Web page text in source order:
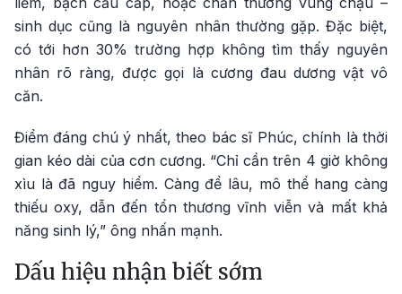
sinh dục cũng là nguyên nhân thường gặp. Đặc biệt,
có tới hơn 30% trường hợp không tìm thấy nguyên
nhân rõ ràng, được gọi là cương đau dương vật vô
căn.
Điểm đáng chú ý nhất, theo bác sĩ Phúc, chính là thời
gian kéo dài của cơn cương. “Chỉ cần trên 4 giờ không
xìu là đã nguy hiểm. Càng để lâu, mô thể hang càng
thiếu oxy, dẫn đến tổn thương vĩnh viễn và mất khả
năng sinh lý,” ông nhấn mạnh.
Dấu hiệu nhận biết sớm